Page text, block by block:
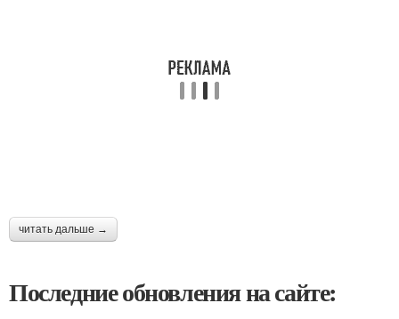
читать дальше →
Последние обновления на сайте: